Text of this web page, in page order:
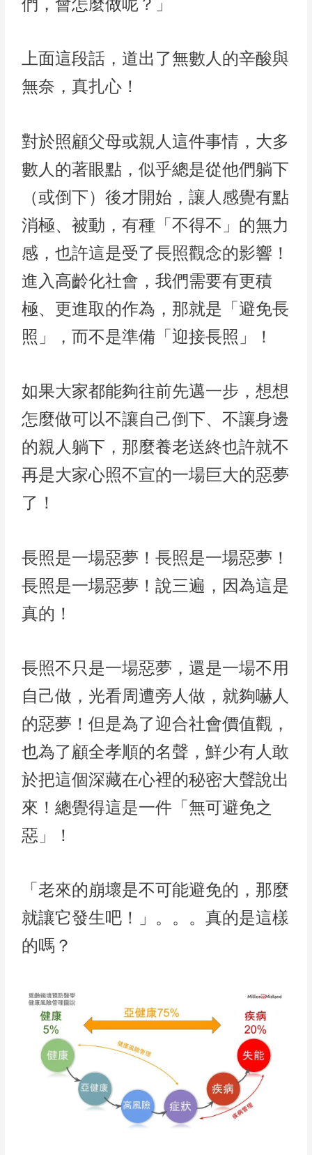
們，會怎麼做呢？」
上面這段話，道出了無數人的辛酸與
無奈，真扎心！
對於照顧父母或親人這件事情，大多
數人的著眼點，似乎總是從他們躺下
（或倒下）後才開始，讓人感覺有點
消極、被動，有種「不得不」的無力
感，也許這是受了長照觀念的影響！
進入高齡化社會，我們需要有更積
極、更進取的作為，那就是「避免長
照」，而不是準備「迎接長照」！
如果大家都能夠往前先邁一步，想想
怎麼做可以不讓自己倒下、不讓身邊
的親人躺下，那麼養老送終也許就不
再是大家心照不宣的一場巨大的惡夢
了！
長照是一場惡夢！長照是一場惡夢！
長照是一場惡夢！說三遍，因為這是
真的！
長照不只是一場惡夢，還是一場不用
自己做，光看周遭旁人做，就夠嚇人
的惡夢！但是為了迎合社會價值觀，
也為了顧全孝順的名聲，鮮少有人敢
於把這個深藏在心裡的秘密大聲說出
來！總覺得這是一件「無可避免之
惡」！
「老來的崩壞是不可能避免的，那麼
就讓它發生吧！」。。。真的是這樣
的嗎？